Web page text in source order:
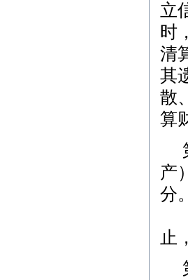
立
时
清
其
散
算
产
分。
止